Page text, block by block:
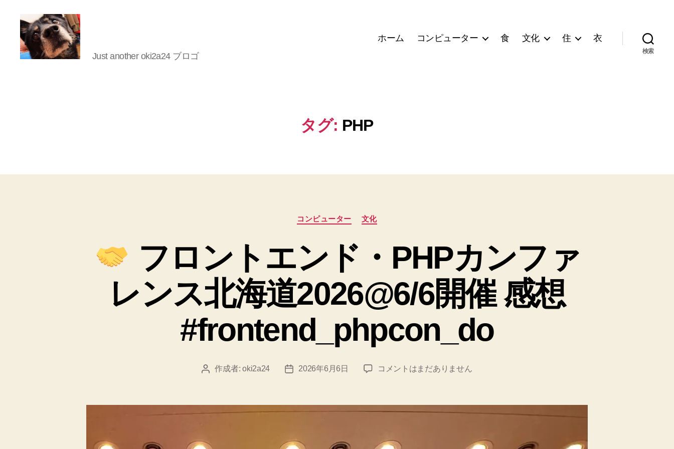
Just another oki2a24 ブロゴ
ホーム コンピューター 食 文化 住 衣
検索
タグ: PHP
カ
テ
リ
ー
コンピューター 文化
フロントエンド・PHPカンファ
レンス北海道2026@6/6開催 感想
#frontend_phpcon_do
投
作成者:oki2a24
投
2026年6月6日
ン
ン
コメントはまだありません